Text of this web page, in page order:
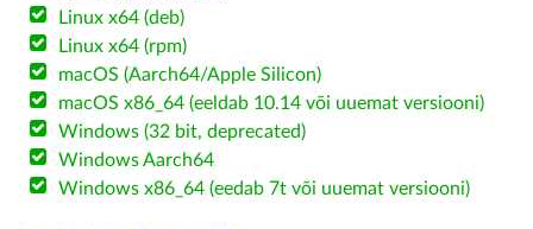
Linux x64 (deb)
Linux x64 (rpm)
macOS (Aarch64/Apple Silicon)
macOS x86_64 (eeldab 10.14 või uuemat versiooni)
Windows (32 bit, deprecated)
Windows Aarch64
Windows x86_64 (eedab 7t või uuemat versiooni)